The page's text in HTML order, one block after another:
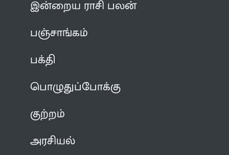
இன்றைய ராசி பலன்
பஞ்சாங்கம்
பக்தி
பொழுதுப்போக்கு
குற்றம்
அரசியல்